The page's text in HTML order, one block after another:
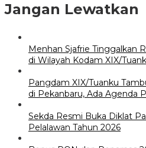
Jangan Lewatkan
Menhan Sjafrie Tinggalkan
di Wilayah Kodam XIX/
Pangdam XIX/Tuanku
di Pekanbaru, Ada Agenda
Sekda Resmi Buka Diklat
Pelalawan Tahun 2026